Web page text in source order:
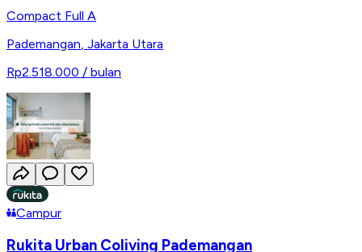
Compact Full A
Pademangan, Jakarta Utara
Rp2.518.000 / bulan
Campur
Rukita Urban Coliving Pademangan